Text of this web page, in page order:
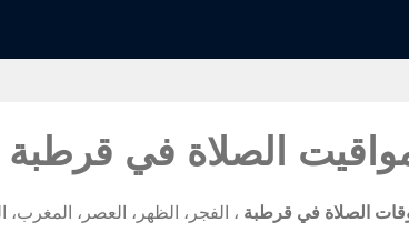
الصلاة في قرطبة
الصلاة في قرطبة ، الفجر، الظهر، العصر، المغرب، العشاء